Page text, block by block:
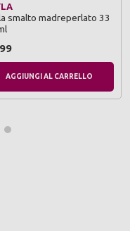
smalto madreperlato 33
AGGIUNGI AL CARRELLO